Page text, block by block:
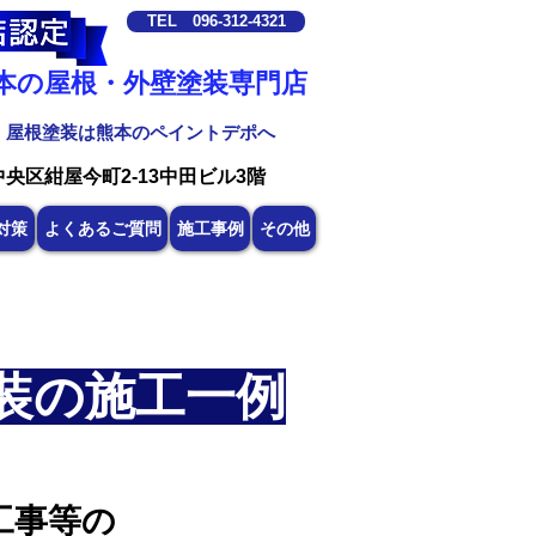
TEL 096-312-4321
の屋根・外壁塗装専門店
根塗装は熊本のペイントデポへ
区紺屋今町2-13中田ビル3階
策 よくあるご質問 施工事例 その他
施工一例
事等の